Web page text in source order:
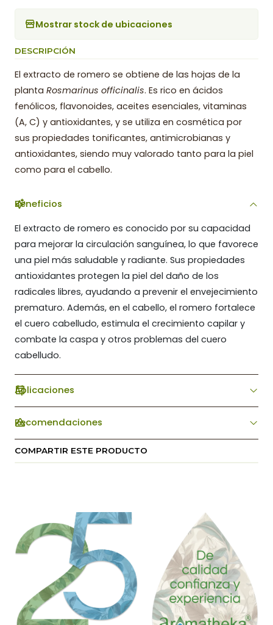
Mostrar stock de ubicaciones
DESCRIPCIÓN
El extracto de romero se obtiene de las hojas de la
planta Rosmarinus officinalis. Es rico en ácidos
fenólicos, flavonoides, aceites esenciales, vitaminas
(A, C) y antioxidantes, y se utiliza en cosmética por
sus propiedades tonificantes, antimicrobianas y
antioxidantes, siendo muy valorado tanto para la piel
como para el cabello.
Beneficios
El extracto de romero es conocido por su capacidad
para mejorar la circulación sanguínea, lo que favorece
una piel más saludable y radiante. Sus propiedades
antioxidantes protegen la piel del daño de los
radicales libres, ayudando a prevenir el envejecimiento
prematuro. Además, en el cabello, el romero fortalece
el cuero cabelludo, estimula el crecimiento capilar y
combate la caspa y otros problemas del cuero
cabelludo.
Aplicaciones
Recomendaciones
COMPARTIR ESTE PRODUCTO